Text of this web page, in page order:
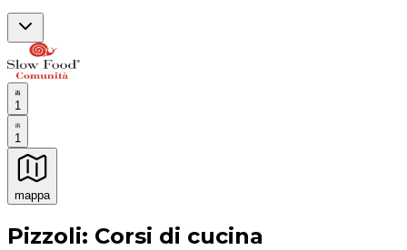
1
1
mappa
Esperienze culinarie indimenticabili: Esperienze
Pizzoli: Corsi di cucina